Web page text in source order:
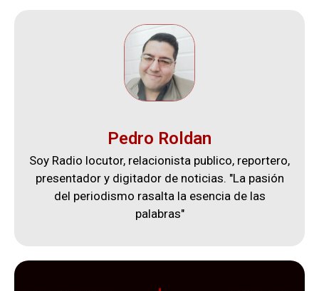
Pedro Roldan
Soy Radio locutor, relacionista publico, reportero,
presentador y digitador de noticias. "La pasión
del periodismo rasalta la esencia de las
palabras"